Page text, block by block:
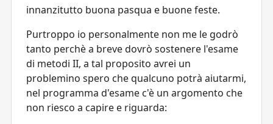
innanzitutto buona pasqua e buone feste.
Purtroppo io personalmente non me le godrò
tanto perchè a breve dovrò sostenere l'esame
di metodi II, a tal proposito avrei un
problemino spero che qualcuno potrà aiutarmi,
nel programma d'esame c'è un argomento che
non riesco a capire e riguarda: